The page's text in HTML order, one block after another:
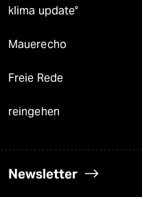
klima update°
Mauerecho
Freie Rede
reingehen
Newsletter